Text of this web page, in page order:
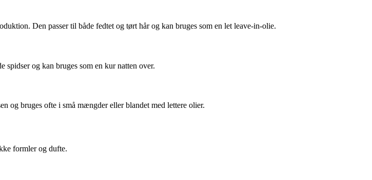
Den passer til både fedtet og tørt hår og kan bruges som en let leave-in-olie.
og kan bruges som en kur natten over.
og bruges ofte i små mængder eller blandet med lettere olier.
formler og dufte.